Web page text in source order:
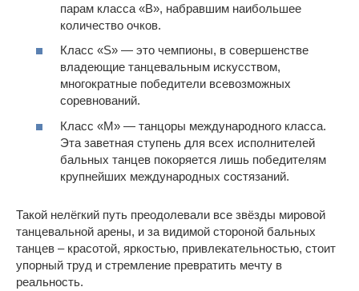
парам класса «B», набравшим наибольшее
количество очков.
Класс «S» — это чемпионы, в совершенстве
владеющие танцевальным искусством,
многократные победители всевозможных
соревнований.
Класс «М» — танцоры международного класса.
Эта заветная ступень для всех исполнителей
бальных танцев покоряется лишь победителям
крупнейших международных состязаний.
Такой нелёгкий путь преодолевали все звёзды мировой
танцевальной арены, и за видимой стороной бальных
танцев – красотой, яркостью, привлекательностью, стоит
упорный труд и стремление превратить мечту в
реальность.